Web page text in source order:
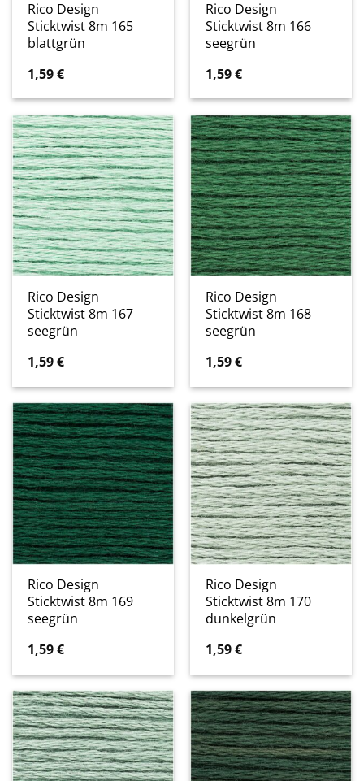
Rico Design
Sticktwist 8m 165
blattgrün
1,59€
Rico Design
Sticktwist 8m 166
seegrün
1,59€
Rico Design
Sticktwist 8m 167
seegrün
1,59€
Rico Design
Sticktwist 8m 168
seegrün
1,59€
Rico Design
Sticktwist 8m 169
seegrün
1,59€
Rico Design
Sticktwist 8m 170
dunkelgrün
1,59€